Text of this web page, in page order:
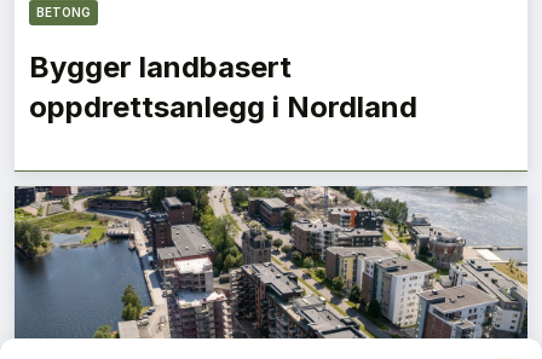
BETONG
Bygger landbasert
oppdrettsanlegg i Nordland